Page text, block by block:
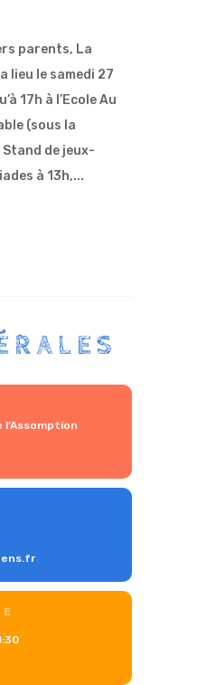
parents, La
lieu le samedi 27
17h à l’Ecole Au
(sous la
de jeux-
à 13h,...
l’Assomption